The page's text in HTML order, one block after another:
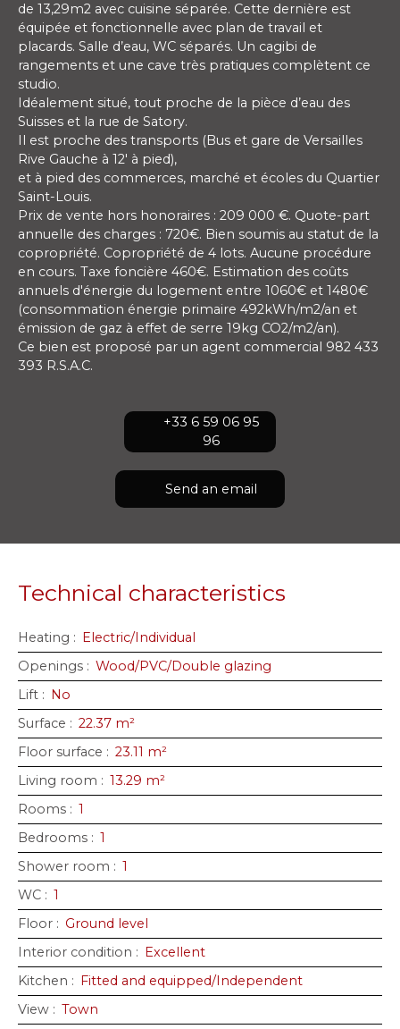
de 13,29m2 avec cuisine séparée. Cette dernière est
équipée et fonctionnelle avec plan de travail et
placards. Salle d’eau, WC séparés. Un cagibi de
rangements et une cave très pratiques complètent ce
studio.
Idéalement situé, tout proche de la pièce d’eau des
Suisses et la rue de Satory.
Il est proche des transports (Bus et gare de Versailles
Rive Gauche à 12' à pied),
et à pied des commerces, marché et écoles du Quartier
Saint-Louis.
Prix de vente hors honoraires : 209 000 €. Quote-part
annuelle des charges : 720€. Bien soumis au statut de la
copropriété. Copropriété de 4 lots. Aucune procédure
en cours. Taxe foncière 460€. Estimation des coûts
annuels d'énergie du logement entre 1060€ et 1480€
(consommation énergie primaire 492kWh/m2/an et
émission de gaz à effet de serre 19kg CO2/m2/an).
Ce bien est proposé par un agent commercial 982 433
393 R.S.A.C.
+33 6 59 06 95
96
Send an email
Technical characteristics
Heating : Electric/Individual
Openings : Wood/PVC/Double glazing
Lift : No
Surface : 22.37 m²
Floor surface : 23.11 m²
Living room : 13.29 m²
Rooms : 1
Bedrooms : 1
Shower room : 1
WC : 1
Floor : Ground level
Interior condition : Excellent
Kitchen : Fitted and equipped/Independent
View : Town